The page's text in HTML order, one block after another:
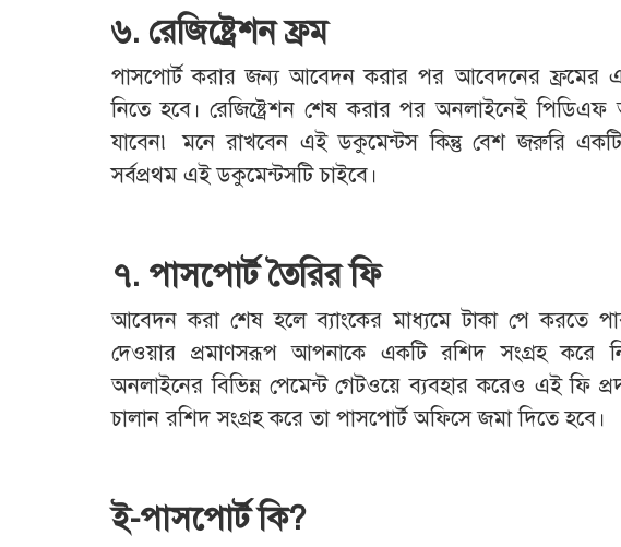
৬. রেজিষ্ট্রেশন ফ্রম
পাসপোর্ট করার জন্য আবেদন করার পর আবেদনের ফ্রমের
নিতে হবে। রেজিষ্ট্রেশন শেষ করার পর অনলাইনেই
যাবেন৷ মনে রাখবেন এই ডকুমেন্টস কিন্তু বেশ জরুরি
সর্বপ্রথম এই ডকুমেন্টসটি চাইবে।
৭. পাসপোর্ট তৈরির ফি
আবেদন করা শেষ হলে ব্যাংকের মাধ্যমে টাকা পে করতে
দেওয়ার প্রমাণসরূপ আপনাকে একটি রশিদ সংগ্রহ করে
অনলাইনের বিভিন্ন পেমেন্ট গেটওয়ে ব্যবহার করেও এই ফি
চালান রশিদ সংগ্রহ করে তা পাসপোর্ট অফিসে জমা দিতে হবে।
ই-পাসপোর্ট কি?